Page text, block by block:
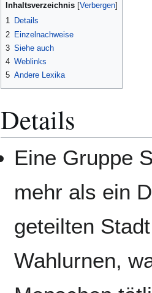
Inhaltsverzeichnis
1 Details
2 Einzelnachweise
3 Siehe auch
4 Weblinks
5 Andere Lexika
Details
Eine Gruppe
mehr als ein
geteilten
Wahlurnen,